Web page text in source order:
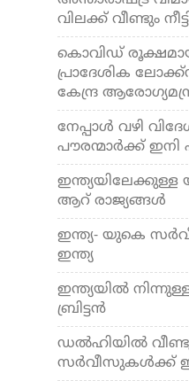
വിലക്ക് വീണ്ടും
കൊവിഡ്
പ്രാദേശിക
കേന്ദ്ര
നേപ്പാള്‍ വഴി
പൗരന്മാര്‍ക്ക്
ഇന്ത്യയിലേക്കുള്ള
ആറ് രാജ്യങ്ങള്‍
ഇന്ത്യ- യുകെ
ഇന്ത്യ
ഇന്ത്യയില്‍
ബ്രിട്ടന്‍
ഡല്‍ഹിയില്‍
സര്‍വീസുകള്‍ക്ക്